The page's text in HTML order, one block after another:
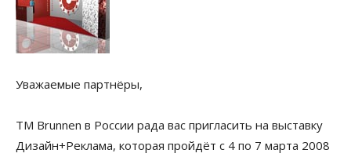
Уважаемые партнёры,
ТМ Brunnen в России рада вас пригласить на выставку
Дизайн+Реклама, которая пройдёт с 4 по 7 марта 2008